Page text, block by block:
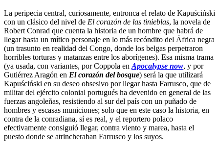
La peripecia central, curiosamente, entronca el relato de Kapuściński
con un clásico del nivel de El corazón de las tinieblas, la novela de
Robert Conrad que cuenta la historia de un hombre que habrá de
llegar hasta un mítico personaje en lo más recóndito del África negra
(un trasunto en realidad del Congo, donde los belgas perpetraron
horribles torturas y matanzas entre los aborígenes). Esa misma trama
(ya usada, con variantes, por Coppola en Apocalypse now, y por
Gutiérrez Aragón en El corazón del bosque) será la que utilizará
Kapuściński en su deseo obsesivo por llegar hasta Farrusco, que de
militar del ejército colonial portugués ha devenido en general de las
fuerzas angoleñas, resistiendo al sur del país con un puñado de
hombres y escasas municiones; solo que en este caso la historia, en
contra de la conradiana, sí es real, y el reportero polaco
efectivamente consiguió llegar, contra viento y marea, hasta el
puesto donde se atrincheraban Farrusco y los suyos.